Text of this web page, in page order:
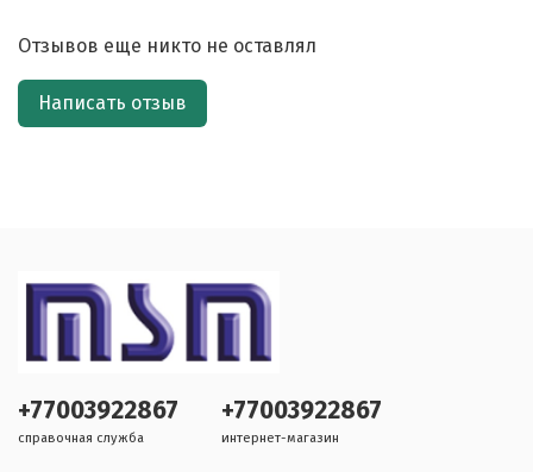
Отзывов еще никто не оставлял
Написать отзыв
+77003922867
справочная служба
+77003922867
интернет-магазин